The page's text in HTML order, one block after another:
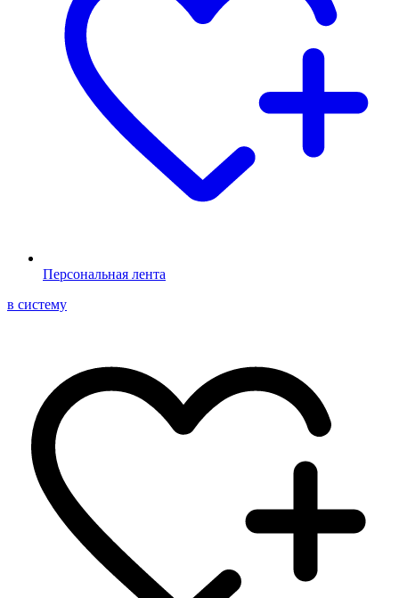
Персональная лента
в систему